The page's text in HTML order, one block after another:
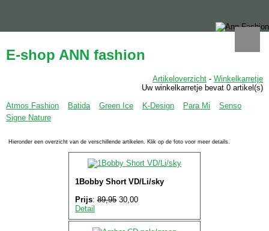
E-shop ANN fashion
Artikeloverzicht - Winkelkarretje
Uw winkelkarretje bevat 0 artikel(s)
Atmos Fashion
Batida Green Ice K-Design Para Mi
Senso
Signe Nature
Hieronder een overzicht van de verschillende artikelen. Klik op de foto voor meer details.
1Bobby Short VD/Li/sky
Prijs: 89,95 30,00
Detail